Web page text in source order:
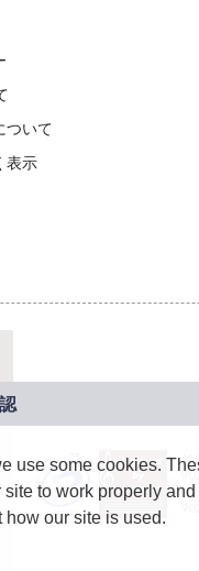
ついて
表示
use some cookies.
site to work properly
how our site is used.